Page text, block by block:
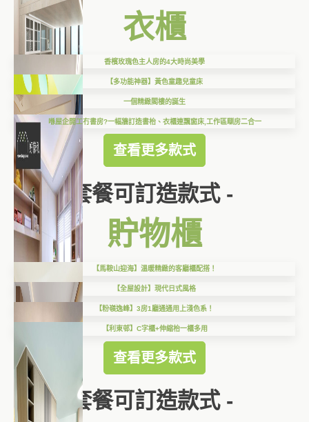
衣櫃
香檳玫瑰色主人房的4大時尚美學
【多功能神器】黃色童趣兒童床
一個精緻閣樓的誕生
喺屋企開工冇書房?一幅牆訂造書枱、衣櫃連飄窗床,工作區瞓房二合一
查看更多款式
套餐可訂造款式 -
貯物櫃
【馬鞍山迎海】溫暖精緻的客廳櫃配搭！
【全屋設計】現代日式風格
【粉嶺逸峰】3房1廳通通用上淺色系！
【利東邨】C字櫃+伸縮枱一櫃多用
查看更多款式
套餐可訂造款式 -